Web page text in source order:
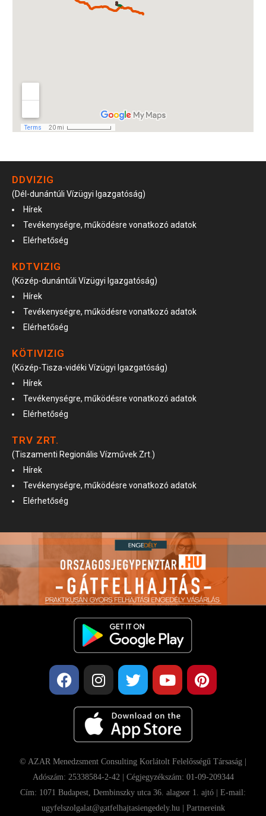
DDVIZIG
(Dél-dunántúli Vízügyi Igazgatóság)
Hírek
Tevékenységre, működésre vonatkozó adatok
Elérhetőség
KDTVIZIG
(Közép-dunántúli Vízügyi Igazgatóság)
Hírek
Tevékenységre, működésre vonatkozó adatok
Elérhetőség
KÖTIVIZIG
(Közép-Tisza-vidéki Vízügyi Igazgatóság)
Hírek
Tevékenységre, működésre vonatkozó adatok
Elérhetőség
TRV ZRT.
(Tiszamenti Regionális Vízművek Zrt.)
Hírek
Tevékenységre, működésre vonatkozó adatok
Elérhetőség
© AZAR Menedzsment Consulting Korlátolt Felelősségű Társaság |
Adószám: 25338584-2-42 | Cégjegyzékszám: 01-09-209344
Cím: 1071 Budapest, Dembinszky utca 36. alagsor 1. ajtó | E-mail:
ugyfelszolgalat@gatfelhajtasiengedely.hu | Partnereink